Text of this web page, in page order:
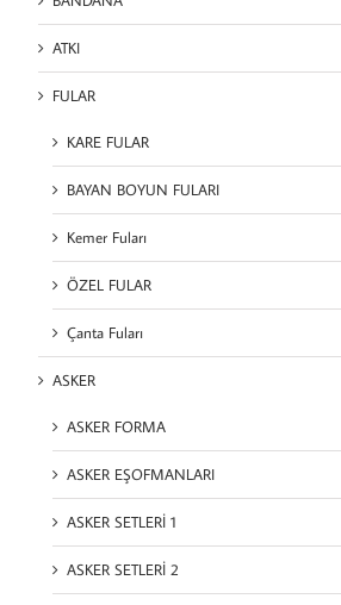
ATKI
FULAR
KARE FULAR
BAYAN BOYUN FULARI
Kemer Fuları
ÖZEL FULAR
Çanta Fuları
ASKER
ASKER FORMA
ASKER EŞOFMANLARI
ASKER SETLERİ 1
ASKER SETLERİ 2